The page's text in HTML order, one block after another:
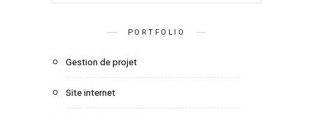
PORTFOLIO
Gestion de projet
Site internet